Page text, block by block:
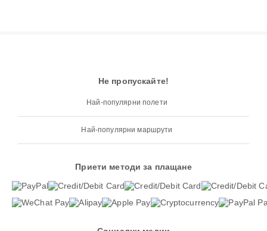
Не пропускайте!
Най-популярни полети
Най-популярни маршрути
Приети методи за плащане